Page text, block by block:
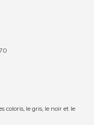
coloris, le gris, le noir et le